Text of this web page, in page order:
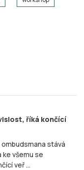
říká končící
stává
všemu se
veř ...